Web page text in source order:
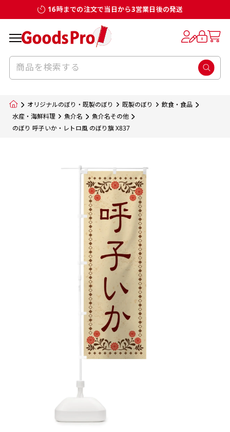
16時までの注文で当日から3営業日後の発送
オリジナルのぼり・既製のぼり 既製のぼり
飲食・食品
水産・海鮮料理
魚介名
魚介名その他
のぼり 呼子いか・レトロ風 のぼり旗 X837
個数 単価
合計金額
カートに入れる
お客様からのデータ入稿でのぼり旗を製作
する場合
入稿いただくデータは基本的にイラストレー
のデータとさせていただいております。
jpgデータ等の画像データを貼り付ける際には
で解像度200dp以上必要です）当社の取り扱
いの規格サイズにつきましてはデザインテン
プレートの用意がありますので、ご購入後マ
イページの「購入履歴」よりダウンロードし
てご利用くださいませ。
お客様自身でオリジナルのサイズで製作する
場合につきましてはご希望の仕上がりサイズ
に対して四辺（すべての辺をプラス10ｍｍ）
したサイズで製作ください。（重要な情報な
どについては仕上がりサイズから四辺内側に
20ｍｍ程度内側の範囲内でデザイン校正して
当社の既製デザインを利用してのぼり旗を
製作したい場合
程度によってデザイン加工費用が発生いたし
デザイン変更なしでのご注文となります。
ルで製品デザインをしたデザインそのものを
指します。当グッズプロで販売として取り扱っ
ているあらゆるのぼり旗のデザインがそれに
分だけののぼり旗をつくりたい！などのデザ
イン改造や既製デザインに自分たちの団体の
名前入れや会社のロゴなどを挿入するなどの
相談もお請けしております。
当社の既製のぼり旗に対してお客様の任意の
テキストや企業情報・お店情報などを埋め込
むことができます。ご購入時にご希望の店舗
名などをご記載ください。専任のデザイナー
がバッチリデザインします。書体などのご指
定がなければ、のぼりのイメージに最適のフ
ォントを使用します。基本的にのぼりの下部
データをお送りいただけましたらロゴの印刷
も出来ます。
お客様が納得するまで何度でもデザインの修
のぼり旗のデザインをする際に、考えると良
のぼり旗のデザインとしては基本的に左側と
上側にポールを通すミミ（業界用語でチチと
呼びます）が縫いつけてあるのが一般的です。
もしかしたら左側と上についているよりも右
側と上についていた方が良いと思うかもしれ
風向きを考えながらチチの向きを決めてから
デザインをするとどの方向でデザインをする
と良いかひらめくかもしれません。デザイン
の方向性につきましてはお客様の好みもあり
ますので、見られる方（お客様）ができる限
り反転したデザインをみるよりも正像でみら
れるデザインを提供したいかと思いますので
その辺を参考にするとよいかもしれません。
サイズ一覧
既製品のサイズについては以下のサイズ表の通
お客様オリジナルサイズで製作をしたい場合
につきましてはお気軽にご相談ください。
など）のでサイズの指定につきましてはｍｍ単
位は不可となります。最終的なサイズも多少の
ズレ5ｍｍ程度は起きる可能性があります。
レギュラー(60x180)
サイズ一覧
既製品のサイズについては以下のサイズ表の通
お客様オリジナルサイズで製作をしたい場合
につきましてはお気軽にご相談ください。
など）のでサイズの指定につきましてはｍｍ単
位は不可となります。最終的なサイズも多少の
ズレ5ｍｍ程度は起きる可能性があります。
レギュラー(180x60)
一般的にはチチの位置はのぼり旗に対して上
ポールに通す際には上辺２か所に対してチチ
が左右どちらでものぼり旗自体をポールにく
くりつけることは可能です。
棒袋縫い加工
生地のふちを大きく棒袋状に縫いこみポール
を通す筒をつくります。ポール自体を包み込
むため、耐久性があがり、デザインがより目
カーブ形状の特殊なのぼり旗にも適合する加
工方法となります。
ハトメ（鳩目）とは、革や布などに開けた穴
を補強するために取り付けるリングです。壁
側にロープなどで固定して、突風で倒れること
も風向きによってずっと裏向きになってしまう
いこともありません。
のぼり旗のチチについて
一般的にはチチの位置はのぼり旗に対して上
ポールに通す際には上辺２か所に対してチチ
が左右どちらでものぼり旗自体をポールにく
くりつけることは可能です。
棒袋縫い加工
生地のふちを大きく棒袋状に縫いこみポール
を通す筒をつくります。ポール自体を包み込
むため、耐久性があがり、デザインがより目
カーブ形状の特殊なのぼり旗にも適合する加
工方法となります。
ハトメ（鳩目）とは、革や布などに開けた穴
を補強するために取り付けるリングです。壁
側にロープなどで固定して、突風で倒れること
も風向きによってずっと裏向きになってしまう
いこともありません。
補強縫製って何？
補強縫製とはヒートカッター（熱で焼き切る
をあげるために折り返し縫いをすることで風
の影響を受けやすい四辺の強度を増す加工で
す。
い糸を走らせて補強します。加工をすることで
のぼり旗の１辺～４辺は折り返し加工されま
すのでその部分のホツレや裂けてしまうこと
を防止する効果があります。
棒袋縫いの場合、補強が無償で付いてきます。
側辺補強縫製
［ +38円 ］
L字補強縫製
［ +38円 ］
生地の種類
ポンジ（一般）
一般的なのぼり旗の生地はポンジといわれる
厚みが約0.14ｍｍのとても薄い生地を使用し
のぼり旗製作で一番良く使用される生地で
す。生地の厚みが薄く、裏側にインクが浸透
しやすい生地です。
スリット（切り込み）加工とは？
スリット（切り込み）を入れることで横幕が
疑似的にのれんのように見せるための加工手
法です。
スリット（切り込み）は均等割りを意識して
カットラインを入れます。
デザインや絵柄をスリット加工時にカットす